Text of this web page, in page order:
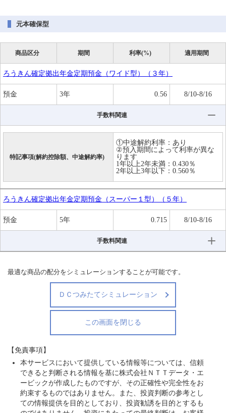
元本確保型
商品区分 期間 利率(%) 適用期間
ろうきん確定拠出年金定期預金（ワイド型）（３年）
預金 3年 0.56 8/10-8/16
手数料関連
特記事項(解約控除額、中途解約率)
①中途解約利率：あり
②預入期間によって利率が異な
ります
1年以上2年未満：0.430％
2年以上3年以下：0.560％
ろうきん確定拠出年金定期預金（スーパー１型）（５年）
預金 5年 0.715 8/10-8/16
手数料関連
最適な商品の配分をシミュレーションすることが可能です。
ＤＣつみたてシミュレーション
この画面を閉じる
【免責事項】
本サービスにおいて提供している情報等については、信頼
できると判断される情報を基に株式会社ＮＴＴデータ・エ
ービックが作成したものですが、その正確性や完全性をお
約束するものではありません。また、投資判断の参考とし
ての情報提供を目的としており、投資勧誘を目的とするも